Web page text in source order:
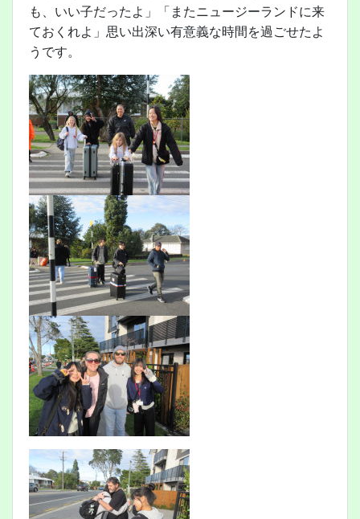
も、いい子だったよ」「またニュージーランドに来
ておくれよ」思い出深い有意義な時間を過ごせたよ
うです。